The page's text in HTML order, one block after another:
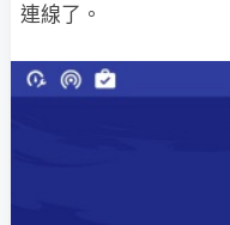
連線了。